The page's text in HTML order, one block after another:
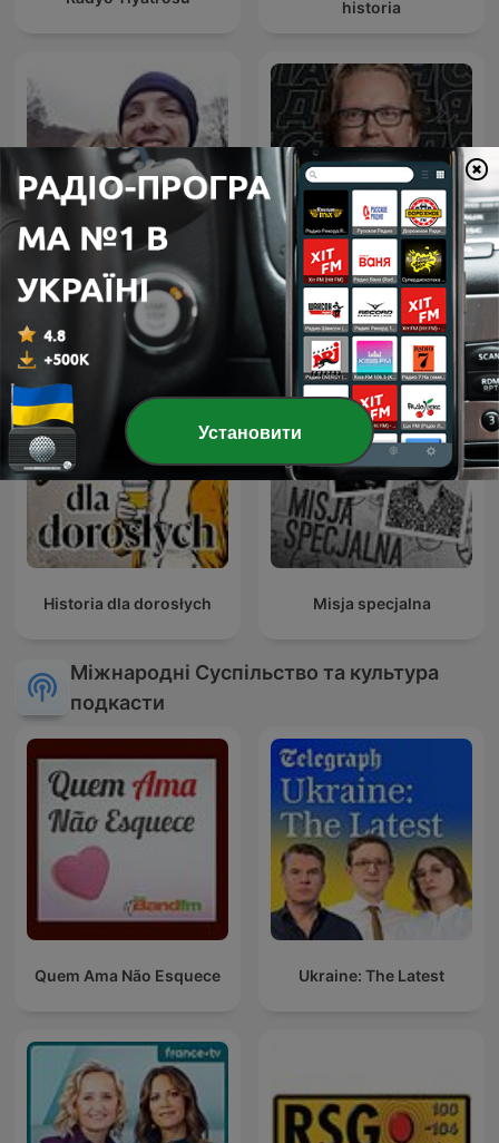
historia
Подкаст 34
Сергей Стиллавин и его
друзья
Historia dla dorosłych Misja specjalna
Міжнародні Суспільство та культура
подкасти
Quem Ama Não Esquece Ukraine: The Latest
Установити